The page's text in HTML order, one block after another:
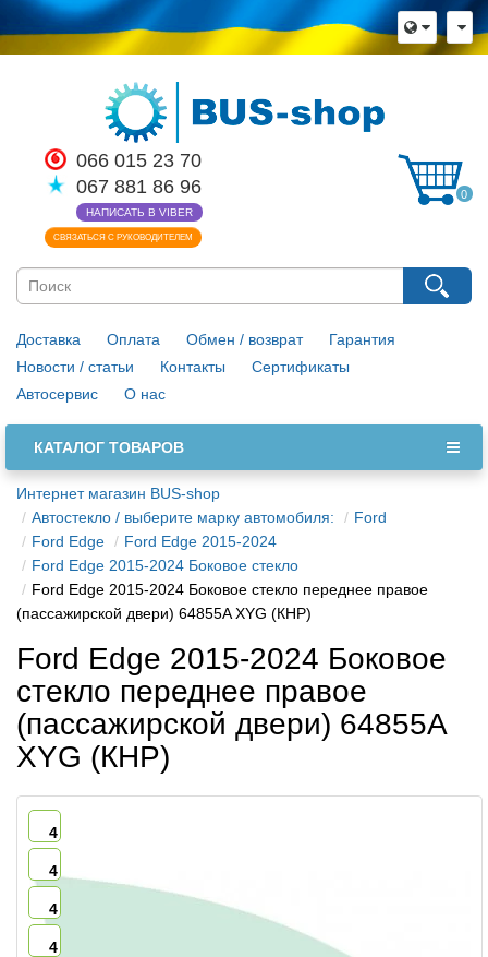
066 015 23 70
067 881 86 96
НАПИСАТЬ В VIBER
СВЯЗАТЬСЯ С РУКОВОДИТЕЛЕМ
0
Доставка Оплата Обмен / возврат
Гарантия
Новости / статьи
Контакты
Сертификаты
Автосервис
О нас
КАТАЛОГ ТОВАРОВ
Интернет магазин BUS-shop
Автостекло / выберите марку автомобиля:
Ford
Ford Edge
Ford Edge 2015-2024
Ford Edge 2015-2024 Боковое стекло
Ford Edge 2015-2024 Боковое стекло переднее правое
(пассажирской двери) 64855A XYG (КНР)
Ford Edge 2015-2024 Боковое
стекло переднее правое
(пассажирской двери) 64855A
XYG (КНР)
4
4
4
4